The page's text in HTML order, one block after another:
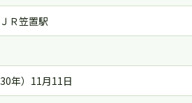
Ｒ笠置駅
年）11月11日